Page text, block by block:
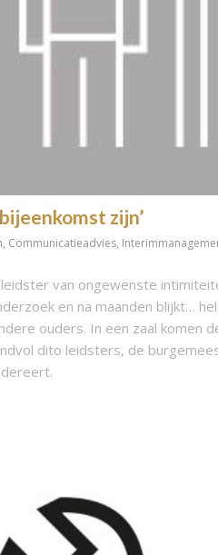
zijn’
, Communicatieadvies,
van ongewenste
en na maanden blijkt…
ouders. In een zaal komen
dito leidsters, de